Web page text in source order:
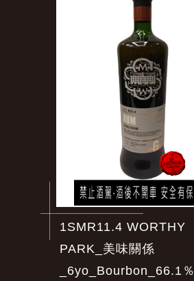
1SMR11.4 WORTHY
PARK_美味關係
_6yo_Bourbon_66.1％